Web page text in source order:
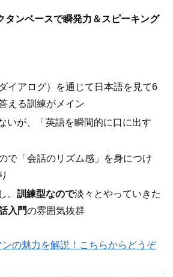
タンベースで瞬発力＆スピーキング
イアログ）を通じて日本語を見て6
える訓練がメイン
いが、「英語を瞬間的に口に出す
で「会話のリズム感」を身につけ
。訓練型なので淡々とやっていきた
入門の雰囲気抜群
ンの魅力を解説！こちらからどうぞ